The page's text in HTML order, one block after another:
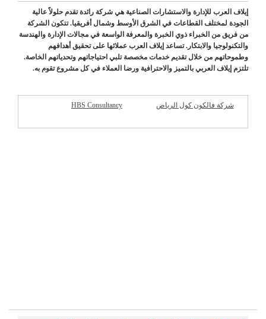
إيلاف العرب للإدارة والاستشارات الصناعية هي شركة رائدة تقدم حلولاً عالية
الجودة لمختلف القطاعات في الشرق الأوسط وشمال أفريقيا. تتكون الشركة
من فريق من الخبراء ذوي الخبرة والمعرفة الواسعة في مجالات الإدارة والهندسة
والتكنولوجيا والابتكار. تساعد إيلاف العرب عملائها على تحقيق أهدافهم
وطموحاتهم من خلال تقديم خدمات مخصصة تلبي احتياجاتهم وتحدياتهم الخاصة.
تلتزم إيلاف العربي بالتميز والاحترافية ورضا العملاء في كل مشروع تقوم به.
شركة فالكون كول الرياض HBS Consultancy